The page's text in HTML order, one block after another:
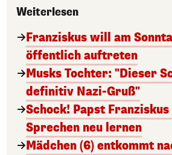
Weiterlesen
Franziskus will am
öffentlich auftreten
Musks Tochter: "Dieser
definitiv Nazi-Gruß"
Schock! Papst Franziskus
Sprechen neu lernen
Mädchen (6) entkommt